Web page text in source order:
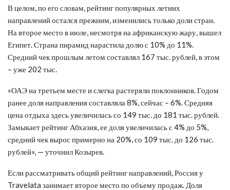
В целом, по его словам, рейтинг популярных летних
направлений остался прежним, изменились только доли стран.
На второе место в июле, несмотря на африканскую жару, вышел
Египет. Страна пирамид нарастила долю с 10% до 11%.
Средний чек прошлым летом составлял 167 тыс. рублей, в этом
– уже 202 тыс.
«ОАЭ на третьем месте и слегка растеряли поклонников. Годом
ранее доля направления составляла 8%, сейчас – 6%. Средняя
цена отдыха здесь увеличилась со 149 тыс. до 181 тыс. рублей.
Замыкает рейтинг Абхазия, ее доля увеличилась с 4% до 5%,
средний чек вырос примерно на 20%, со 109 тыс. до 126 тыс.
рублей», — уточнил Козырев.
Если рассматривать общий рейтинг направлений, Россия у
Travelata занимает второе место по объему продаж. Доля